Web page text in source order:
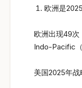
欧洲是
欧洲出现49次
Indo-Pacific
美国2025年战